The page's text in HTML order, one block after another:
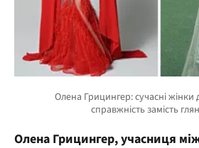
Олена Грицингер, учасниця